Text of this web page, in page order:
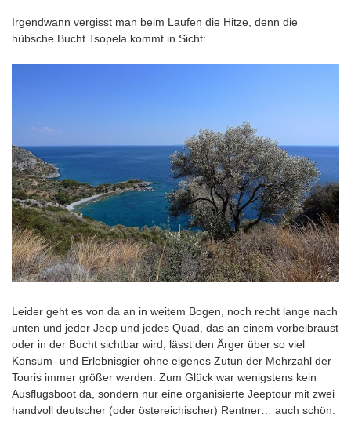
Irgendwann vergisst man beim Laufen die Hitze, denn die
hübsche Bucht Tsopela kommt in Sicht:
Leider geht es von da an in weitem Bogen, noch recht lange nach
unten und jeder Jeep und jedes Quad, das an einem vorbeibraust
oder in der Bucht sichtbar wird, lässt den Ärger über so viel
Konsum- und Erlebnisgier ohne eigenes Zutun der Mehrzahl der
Touris immer größer werden. Zum Glück war wenigstens kein
Ausflugsboot da, sondern nur eine organisierte Jeeptour mit zwei
handvoll deutscher (oder östereichischer) Rentner… auch schön.